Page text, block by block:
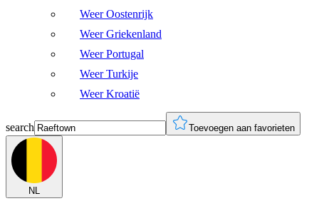
Weer Oostenrijk
Weer Griekenland
Weer Portugal
Weer Turkije
Weer Kroatië
search Toevoegen aan favorieten
NL